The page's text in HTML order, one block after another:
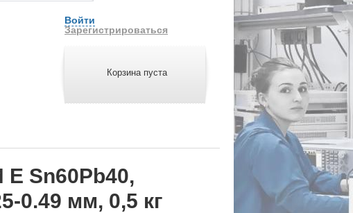
Войти
Зарегистрироваться
Корзина пуста
Sn60Pb40,
0.49 мм, 0,5 кг